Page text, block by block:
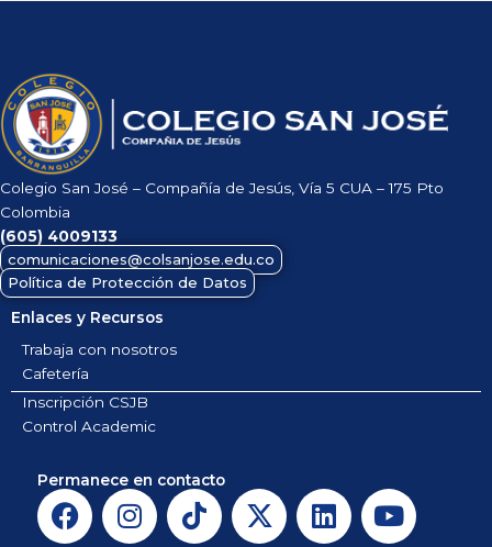
Colegio San José – Compañía de Jesús, Vía 5 CUA – 175 Pto
Colombia
(605) 4009133
comunicaciones@colsanjose.edu.co
Política de Protección de Datos
Enlaces y Recursos
Trabaja con nosotros
Cafetería
Inscripción CSJB
Control Academic
Permanece en contacto
F
a
I
n
T
i
X
-
L
i
Y
o